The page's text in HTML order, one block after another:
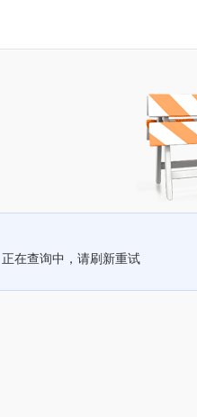
正在查询中，请刷新重试